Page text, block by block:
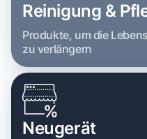
Reinigung &
Produkte, um die
zu verlängern
Neugerät